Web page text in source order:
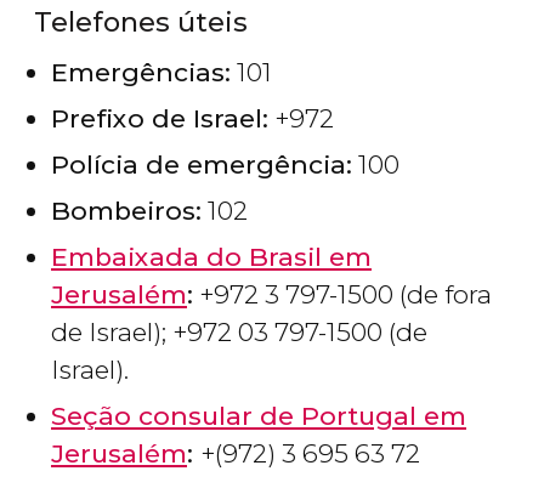
Telefones úteis
Emergências: 101
Prefixo de Israel: +972
Polícia de emergência: 100
Bombeiros: 102
Embaixada do Brasil em
Jerusalém: +972 3 797-1500 (de fora
de Israel); +972 03 797-1500 (de
Israel).
Seção consular de Portugal em
Jerusalém: +(972) 3 695 63 72